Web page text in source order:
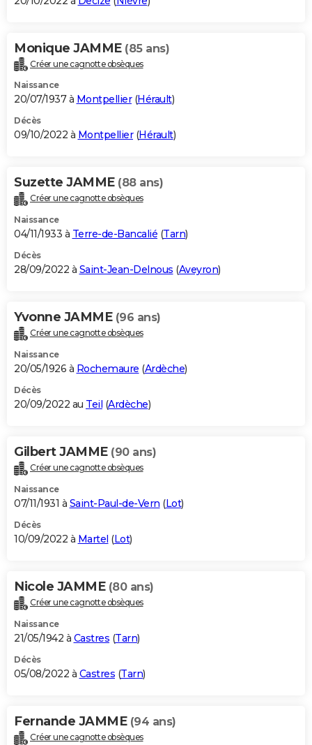
Monique JAMME (85 ans)
Créer une cagnotte obsèques
Naissance
20/07/1937 à Montpellier(Hérault)
Décès
09/10/2022 à Montpellier(Hérault)
Suzette JAMME (88 ans)
Créer une cagnotte obsèques
Naissance
04/11/1933 à Terre-de-Bancalié (Tarn)
Décès
28/09/2022 à Saint-Jean-Delnous (Aveyron)
Yvonne JAMME (96 ans)
Créer une cagnotte obsèques
Naissance
20/05/1926 à Rochemaure (Ardèche)
Décès
20/09/2022 au Teil (Ardèche)
Gilbert JAMME (90 ans)
Créer une cagnotte obsèques
Naissance
07/11/1931 à Saint-Paul-de-Vern (Lot)
Décès
10/09/2022 à Martel (Lot)
Nicole JAMME (80 ans)
Créer une cagnotte obsèques
Naissance
21/05/1942 à Castres (Tarn)
Décès
05/08/2022 à Castres (Tarn)
Fernande JAMME (94 ans)
Créer une cagnotte obsèques